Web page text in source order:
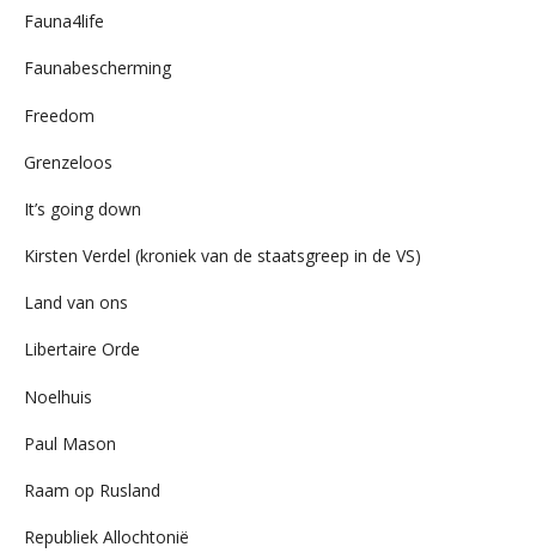
Fauna4life
Faunabescherming
Freedom
Grenzeloos
It’s going down
Kirsten Verdel (kroniek van de staatsgreep in de VS)
Land van ons
Libertaire Orde
Noelhuis
Paul Mason
Raam op Rusland
Republiek Allochtonië